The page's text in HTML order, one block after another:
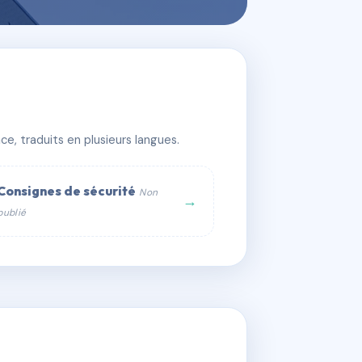
traduits en plusieurs langues.
de sécurité Non
→